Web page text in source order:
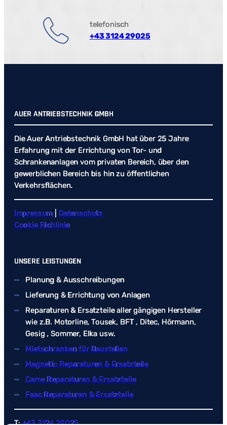
telefonisch
+43 3124 29025
AUER ANTRIEBSTECHNIK GMBH
Die Auer Antriebstechnik GmbH hat über 25 Jahre
Erfahrung mit der Errichtung von Tor- und
Schrankenanlagen vom privaten Bereich, über den
gewerblichen Bereich bis hin zu öffentlichen
Verkehrsflächen.
Impressum| Datenschutz
Cookie Richlinie
UNSERE LEISTUNGEN
Planung & Ausschreibungen
Lieferung & Errichtung von Anlagen
Reparaturen & Ersatzteile aller gängigen Hersteller
wie z.B. Motorline, Tousek, BFT , Ditec, Hörmann,
Gesig , Sommer, Elka usw.
Mietschranken für Baustellen
Magnetic Reparaturen & Ersatzteile
Came Reparaturen & Ersatzteile
Faac Reparaturen & Ersatzteile
T:+43 3124 29025